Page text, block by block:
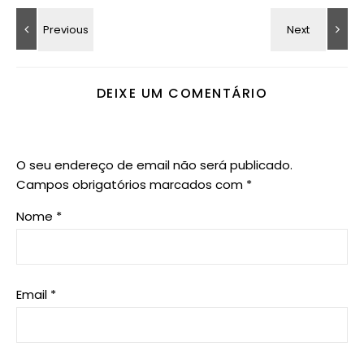
DEIXE UM COMENTÁRIO
O seu endereço de email não será publicado.
Campos obrigatórios marcados com *
Nome *
Email *